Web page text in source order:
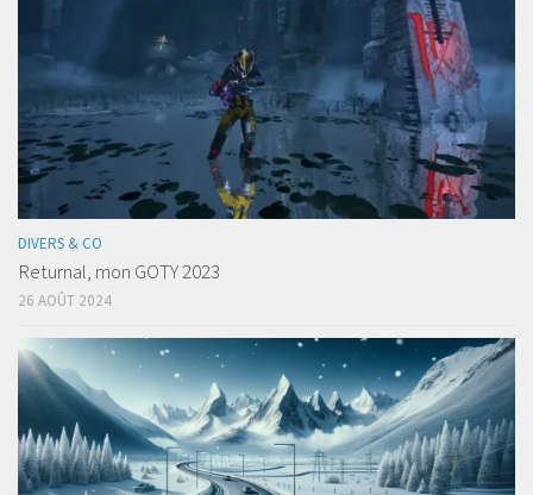
DIVERS & CO
Returnal, mon GOTY 2023
26 AOÛT 2024